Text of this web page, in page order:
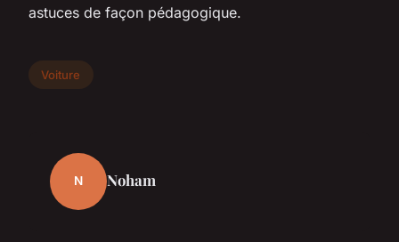
astuces de façon pédagogique.
Voiture
N Noham